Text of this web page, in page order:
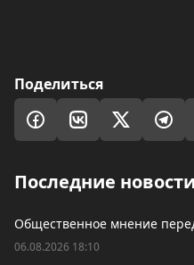
Поделиться
Последние новости
Общественное мнение
06.08.2026 18:10